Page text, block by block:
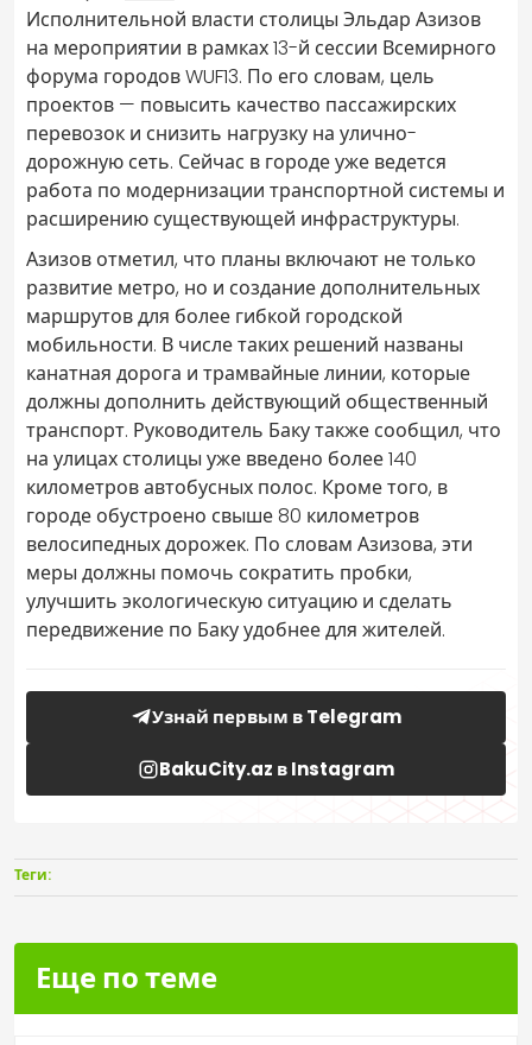
Исполнительной власти столицы Эльдар Азизов
на мероприятии в рамках 13-й сессии Всемирного
форума городов WUF13. По его словам, цель
проектов — повысить качество пассажирских
перевозок и снизить нагрузку на улично-
дорожную сеть. Сейчас в городе уже ведется
работа по модернизации транспортной системы и
расширению существующей инфраструктуры.
Азизов отметил, что планы включают не только
развитие метро, но и создание дополнительных
маршрутов для более гибкой городской
мобильности. В числе таких решений названы
канатная дорога и трамвайные линии, которые
должны дополнить действующий общественный
транспорт. Руководитель Баку также сообщил, что
на улицах столицы уже введено более 140
километров автобусных полос. Кроме того, в
городе обустроено свыше 80 километров
велосипедных дорожек. По словам Азизова, эти
меры должны помочь сократить пробки,
улучшить экологическую ситуацию и сделать
передвижение по Баку удобнее для жителей.
Узнай первым в Telegram
BakuCity.az в Instagram
Теги:
Еще по теме